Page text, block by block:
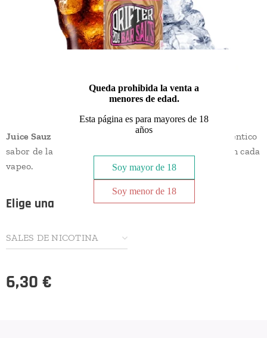
Juice Sauz Drifter Bar Salts Cola. Experimenta el auténtico
sabor de la clásica
, con su dulzura burbujeante en cada
vapeo.
Elige una opción:
SALES DE NICOTINA
6,30 €
Queda prohibida la venta a
menores de edad.
Esta página es para mayores de 18
años
Soy mayor de 18
Soy menor de 18